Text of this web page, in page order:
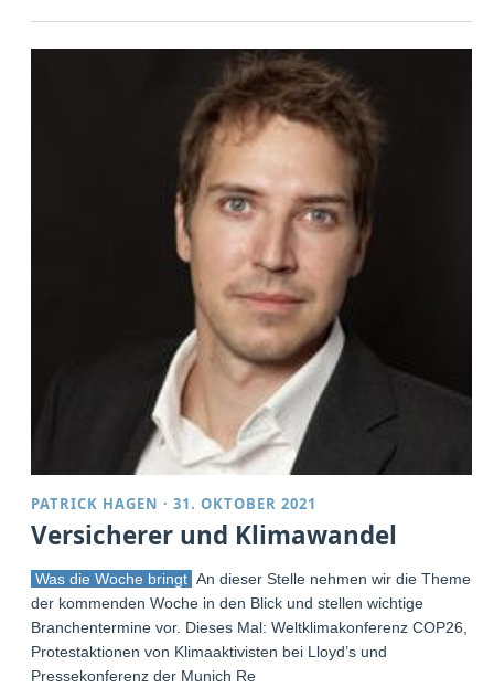
PATRICK HAGEN ·31. OKTOBER 2021
Versicherer und Klimawandel
Was die Woche bringt An dieser Stelle nehmen wir die Themen
der kommenden Woche in den Blick und stellen wichtige
Branchentermine vor. Dieses Mal: Weltklimakonferenz COP26,
Protestaktionen von Klimaaktivisten bei Lloyd’s und
Pressekonferenz der Munich Re